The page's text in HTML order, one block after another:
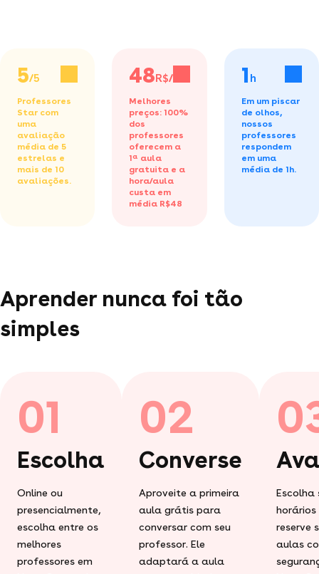
5/5
Professores
Star com
uma
avaliação
média de 5
estrelas e
mais de 10
avaliações.
48R$/h
Melhores
preços: 100%
dos
professores
oferecem a
1ª aula
gratuita e a
hora/aula
custa em
média R$48
1 h
Em um piscar
de olhos,
nossos
professores
respondem
em uma
média de 1h.
Aprender nunca foi tão
simples
01
Escolha
Online ou
presencialmente,
escolha entre os
melhores
professores em
02
Converse
Aproveite a primeira
aula grátis para
conversar com seu
professor. Ele
adaptará a aula
Escolha
horários
reserve
aulas